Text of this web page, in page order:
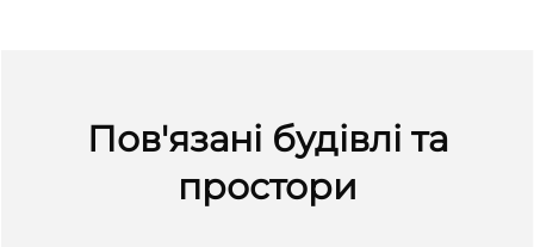
Пов'язані будівлі та
простори